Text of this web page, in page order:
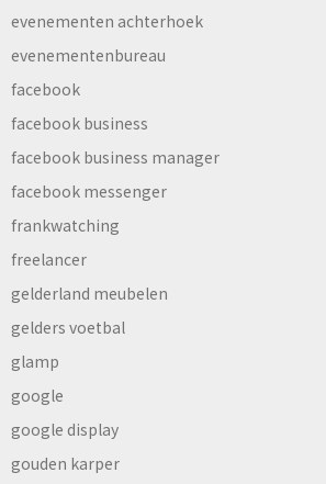
evenementen achterhoek
evenementenbureau
facebook
facebook business
facebook business manager
facebook messenger
frankwatching
freelancer
gelderland meubelen
gelders voetbal
glamp
google
google display
gouden karper